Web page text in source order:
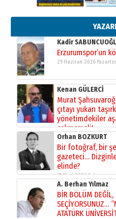
Başkan
bir vizyon proje
02 Ağustos 2026 Pazar
Kadir
Erzurumspor’un
29 Haziran 2026
Kenan GÜLERCİ
Murat
çıtayı yukarı
yönetimdekiler
çekmemeli!
17 Şubat 2026 SalıOrhan BOZKURT
Bir fotoğraf, bir
gazeteci…
elinde?
31 Mart 2026 Salı
A. Berhan Yılmaz
BİR BÖLÜM
SEÇİYORSUNUZ…
ATATÜRK